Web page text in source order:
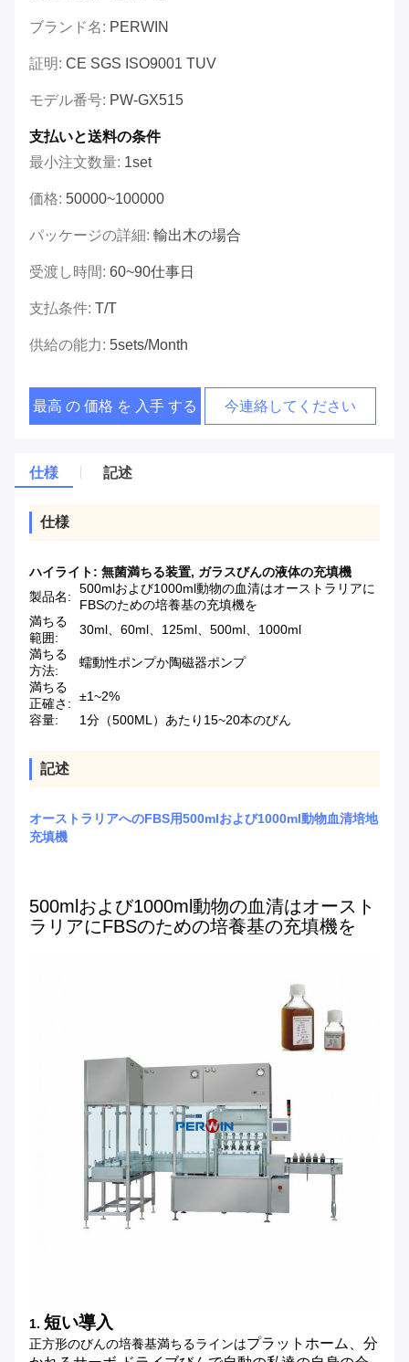
ブランド名: PERWIN
証明: CE SGS ISO9001 TUV
モデル番号: PW-GX515
支払いと送料の条件
最小注文数量: 1set
価格: 50000~100000
パッケージの詳細: 輸出木の場合
受渡し時間: 60~90仕事日
支払条件: T/T
供給の能力: 5sets/month
最高 の 価格 を 入手 する 今連絡してください
仕様 記述
仕様
ハイライト: 無菌満ちる装置, ガラスびんの液体の充填機
製品名:
500mlおよび1000ml動物の血清はオーストラリアに
FBSのための培養基の充填機を
満ちる
範囲:
30ml、60ml、125ml、500ml、1000ml
満ちる
方法:
蠕動性ポンプか陶磁器ポンプ
満ちる
正確さ:
±1~2%
容量:
1分（500ML）あたり15~20本のびん
記述
オーストラリアへのFBS用500mlおよび1000ml動物血清培地
充填機
500mlおよび1000ml動物の血清はオースト
ラリアにFBSのための培養基の充填機を
1. 短い導入
正方形のびんの培養基満ちるラインはプラットホーム、分